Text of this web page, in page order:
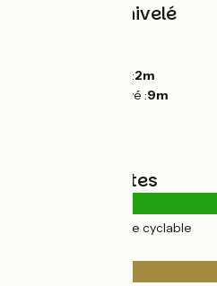
Pentes et dénivelé
Point le plus bas :2m
Point le plus élevé :9m
Types de routes
(100%) Voie cyclable